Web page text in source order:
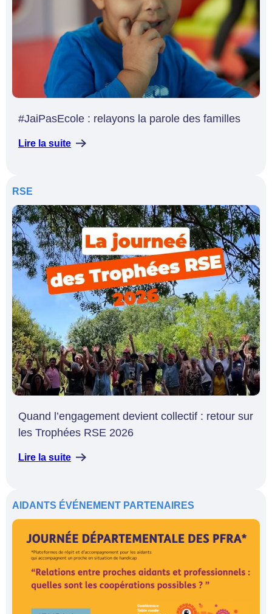
#JaiPasEcole : relayons la parole des familles
Lire la suite
RSE
Quand l’engagement devient collectif : retour sur
les Trophées RSE 2026
Lire la suite
AIDANTS ÉVÉNEMENT PARTENAIRES